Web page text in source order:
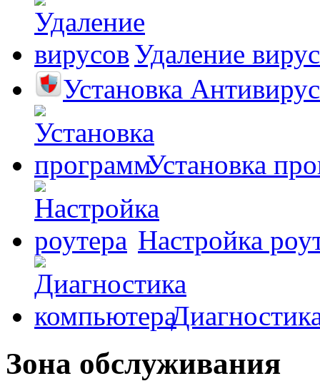
Удаление
Установка
Установка
Настройка
Зона обслуживания